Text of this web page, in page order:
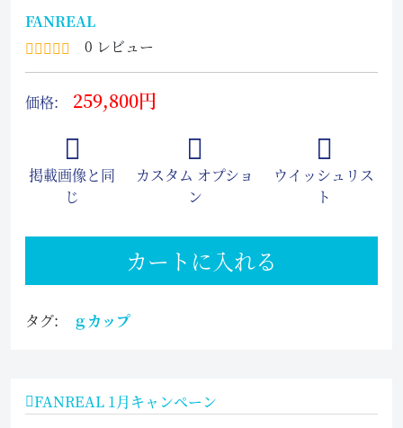
FANREAL
0 レビュー
価格: 259,800円
掲載画像と同
じ
カスタム オプショ
ン
ウイッシュリス
ト
カートに入れる
タグ: ｇカップ
FANREAL 1月キャンペーン